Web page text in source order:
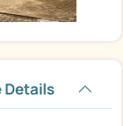
Details